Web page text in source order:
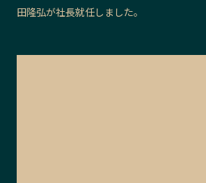
田隆弘が社長就任しました。